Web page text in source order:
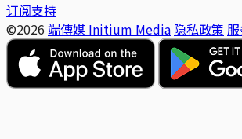
订阅支持
©2026 端傳媒 Initium Media 隐私政策